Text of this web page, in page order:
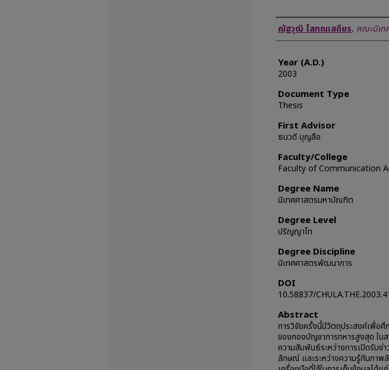
Author
ณัฐวุฒิ โสภณเสถียร, คณะนิเท
Year (A.D.)
2003
Document Type
Thesis
First Advisor
ธนวดี บุญลือ
Faculty/College
Faculty of Communication
Degree Name
นิเทศศาสตรมหาบัณฑิต
Degree Level
ปริญญาโท
Degree Discipline
นิเทศศาสตรพัฒนาการ
DOI
10.58837/
Abstract
การวิจัยครั้งนี้มีวัตถุประสงค์เพื่อ
ของกองบัญชาการทหารสูงสุด ใน
ความสัมพันธ์ระหว่างการเปิดรับข่
ลักษณ์ และระหว่างความรู้กับภา